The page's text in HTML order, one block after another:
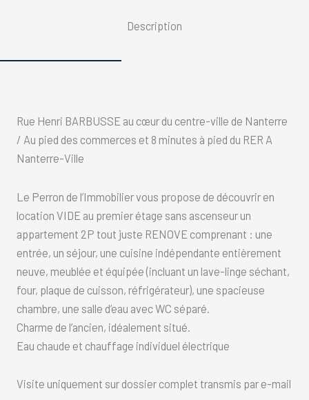
Description
Rue Henri BARBUSSE au cœur du centre-ville de Nanterre
/ Au pied des commerces et 8 minutes à pied du RER A
Nanterre-Ville
Le Perron de l’Immobilier vous propose de découvrir en
location VIDE au premier étage sans ascenseur un
appartement 2P tout juste RENOVE comprenant : une
entrée, un séjour, une cuisine indépendante entièrement
neuve, meublée et équipée (incluant un lave-linge séchant,
four, plaque de cuisson, réfrigérateur), une spacieuse
chambre, une salle d’eau avec WC séparé.
Charme de l’ancien, idéalement situé.
Eau chaude et chauffage individuel électrique
Visite uniquement sur dossier complet transmis par e-mail